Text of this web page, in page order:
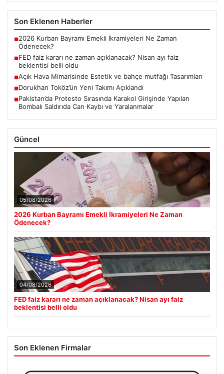
Son Eklenen Haberler
■2026 Kurban Bayramı Emekli İkramiyeleri Ne Zaman
Ödenecek?
■FED faiz kararı ne zaman açıklanacak? Nisan ayı faiz
beklentisi belli oldu
■Açık Hava Mimarisinde Estetik ve bahçe mutfağı Tasarımları
■Dorukhan Toköz’ün Yeni Takımı Açıklandı
■Pakistan’da Protesto Sırasında Karakol Girişinde Yapılan
Bombalı Saldırıda Can Kaybı ve Yaralanmalar
Güncel
05/08/2026
2026 Kurban Bayramı Emekli İkramiyeleri Ne Zaman
Ödenecek?
04/08/2026
FED faiz kararı ne zaman açıklanacak? Nisan ayı faiz
beklentisi belli oldu
Son Eklenen Firmalar